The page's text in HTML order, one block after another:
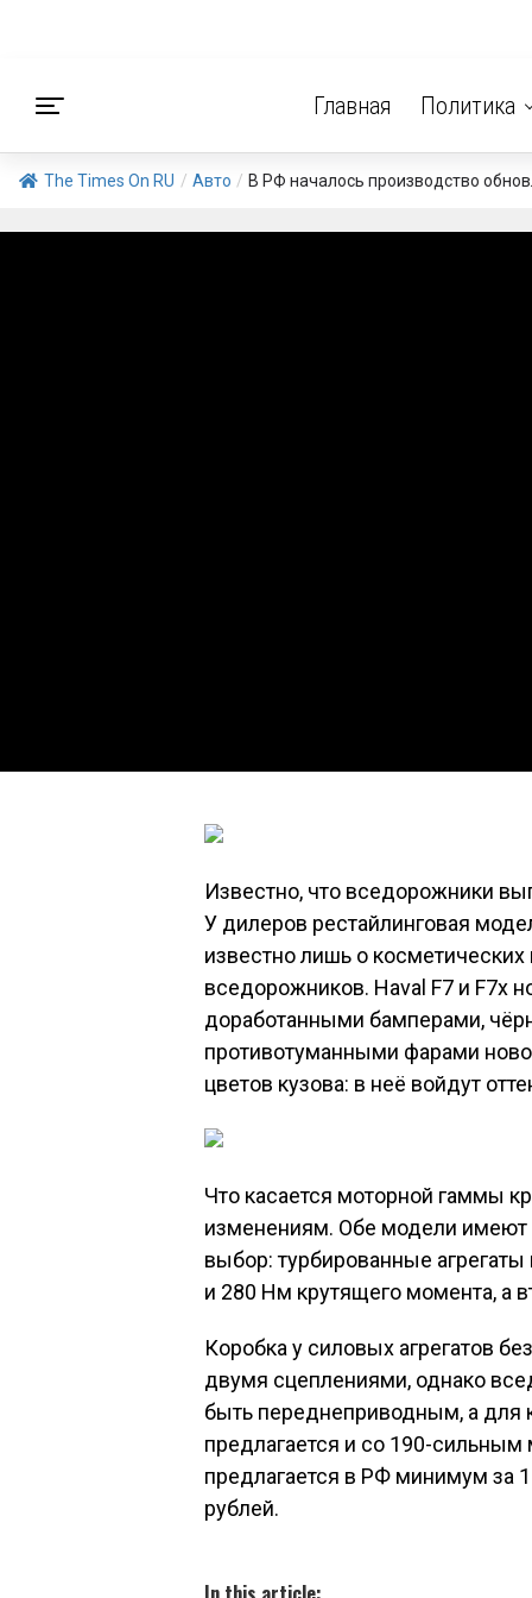
Главная Политика
The Times On RU / Авто / В РФ началось производство
Известно, что вседорожники
У дилеров рестайлинговая
известно лишь о косметических
вседорожников. Haval F7 и F7x
доработанными бамперами,
противотуманными фарами
цветов кузова: в неё войдут
Что касается моторной гаммы
изменениям. Обе модели имеют
выбор: турбированные
и 280 Нм крутящего момента, а
Коробка у силовых агрегатов
двумя сцеплениями, однако
быть переднеприводным, а для
предлагается и со 190-
предлагается в РФ минимум за
рублей.